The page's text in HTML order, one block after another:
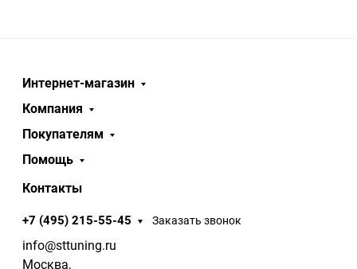
Интернет-магазин
Компания
Покупателям
Помощь
Контакты
+7 (495) 215-55-45 Заказать звонок
info@sttuning.ru
Москва,